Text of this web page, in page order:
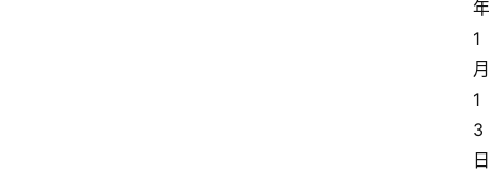
年
1
月
1
3
日